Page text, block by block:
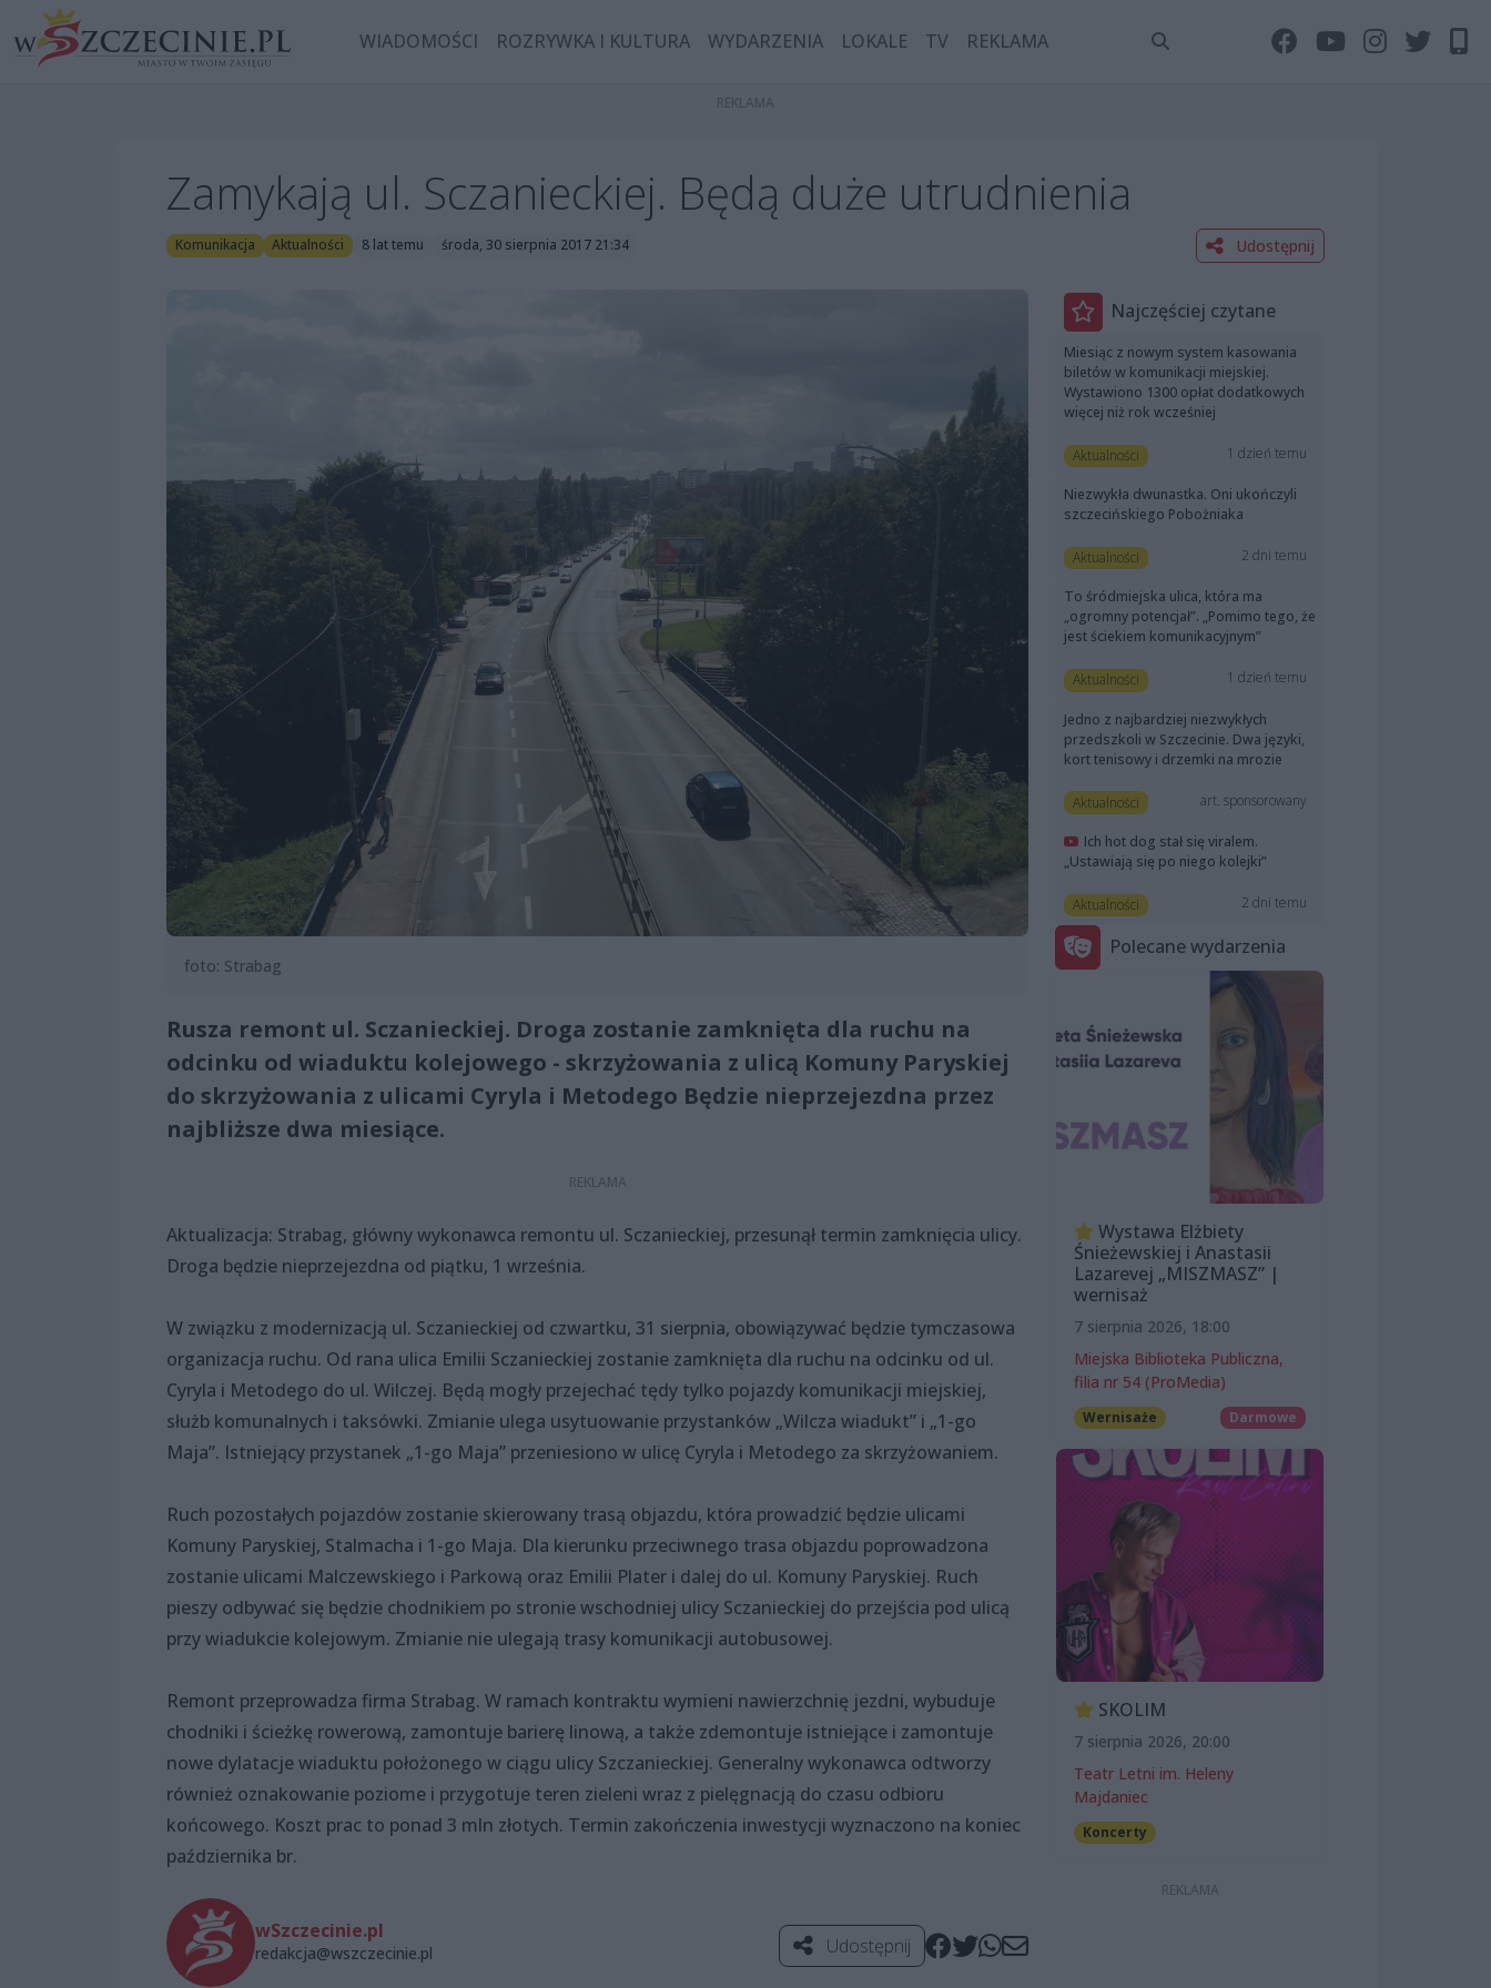
WIADOMOŚCI ROZRYWKA I KULTURA WYDARZENIA LOKALE TV REKLAMA
Zamykają ul. Sczanieckiej. Będą duże utrudnienia
Komunikacja Aktualności 8 lat temu środa, 30 sierpnia 2017 21:34 Udostępnij
foto: Strabag
Rusza remont ul. Sczanieckiej. Droga zostanie zamknięta dla ruchu na
odcinku od wiaduktu kolejowego - skrzyżowania z ulicą Komuny Paryskiej
do skrzyżowania z ulicami Cyryla i Metodego Będzie nieprzejezdna przez
najbliższe dwa miesiące.
Aktualizacja: Strabag, główny wykonawca remontu ul. Sczanieckiej, przesunął termin zamknięcia ulicy.
Droga będzie nieprzejezdna od piątku, 1 września.
W związku z modernizacją ul. Sczanieckiej od czwartku, 31 sierpnia, obowiązywać będzie tymczasowa
organizacja ruchu. Od rana ulica Emilii Sczanieckiej zostanie zamknięta dla ruchu na odcinku od ul.
Cyryla i Metodego do ul. Wilczej. Będą mogły przejechać tędy tylko pojazdy komunikacji miejskiej,
służb komunalnych i taksówki. Zmianie ulega usytuowanie przystanków „Wilcza wiadukt” i „1-go
Maja”. Istniejący przystanek „1-go Maja” przeniesiono w ulicę Cyryla i Metodego za skrzyżowaniem.
Ruch pozostałych pojazdów zostanie skierowany trasą objazdu, która prowadzić będzie ulicami
Komuny Paryskiej, Stalmacha i 1-go Maja. Dla kierunku przeciwnego trasa objazdu poprowadzona
zostanie ulicami Malczewskiego i Parkową oraz Emilii Plater i dalej do ul. Komuny Paryskiej. Ruch
pieszy odbywać się będzie chodnikiem po stronie wschodniej ulicy Sczanieckiej do przejścia pod ulicą
przy wiadukcie kolejowym. Zmianie nie ulegają trasy komunikacji autobusowej.
Remont przeprowadza firma Strabag. W ramach kontraktu wymieni nawierzchnię jezdni, wybuduje
chodniki i ścieżkę rowerową, zamontuje barierę linową, a także zdemontuje istniejące i zamontuje
nowe dylatacje wiaduktu położonego w ciągu ulicy Szczanieckiej. Generalny wykonawca odtworzy
również oznakowanie poziome i przygotuje teren zieleni wraz z pielęgnacją do czasu odbioru
końcowego. Koszt prac to ponad 3 mln złotych. Termin zakończenia inwestycji wyznaczono na koniec
października br.
wSzczecinie.pl
redakcja@wszczecinie.pl Udostępnij
Najczęściej czytane
Miesiąc z nowym system kasowania
biletów w komunikacji miejskiej.
Wystawiono 1300 opłat dodatkowych
więcej niż rok wcześniej
Aktualności 1 dzień temu
Niezwykła dwunastka. Oni ukończyli
szczecińskiego Pobożniaka
Aktualności 2 dni temu
To śródmiejska ulica, która ma
„ogromny potencjał”. „Pomimo tego, że
jest ściekiem komunikacyjnym”
Aktualności 1 dzień temu
Jedno z najbardziej niezwykłych
przedszkoli w Szczecinie. Dwa języki,
kort tenisowy i drzemki na mrozie
Aktualności art. sponsorowany
Ich hot dog stał się viralem.
„Ustawiają się po niego kolejki”
Aktualności 2 dni temu
Polecane wydarzenia
Wystawa Elżbiety
Śnieżewskiej i Anastasii
Lazarevej „MISZMASZ” |
wernisaż
7 sierpnia 2026, 18:00
Miejska Biblioteka Publiczna,
filia nr 54 (ProMedia)
Wernisaże Darmowe
SKOLIM
7 sierpnia 2026, 20:00
Teatr Letni im. Heleny
Majdaniec
Koncerty